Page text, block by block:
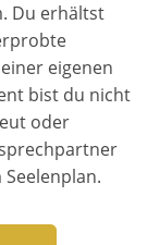
Du erhältst
eigenen
bist du nicht
oder